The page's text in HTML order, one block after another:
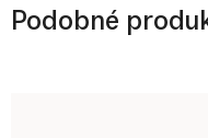
Podobné